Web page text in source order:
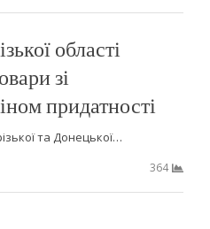
області
зі
придатності
та Донецької…
364